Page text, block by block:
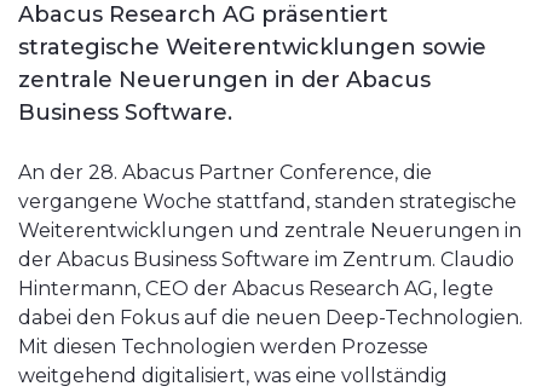
Abacus Research AG präsentiert
strategische Weiterentwicklungen sowie
zentrale Neuerungen in der Abacus
Business Software.
An der 28. Abacus Partner Conference, die
vergangene Woche stattfand, standen strategische
Weiterentwicklungen und zentrale Neuerungen in
der Abacus Business Software im Zentrum. Claudio
Hintermann, CEO der Abacus Research AG, legte
dabei den Fokus auf die neuen Deep-Technologien.
Mit diesen Technologien werden Prozesse
weitgehend digitalisiert, was eine vollständig